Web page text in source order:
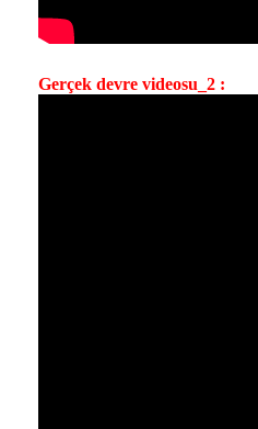
Gerçek devre videosu_2 :